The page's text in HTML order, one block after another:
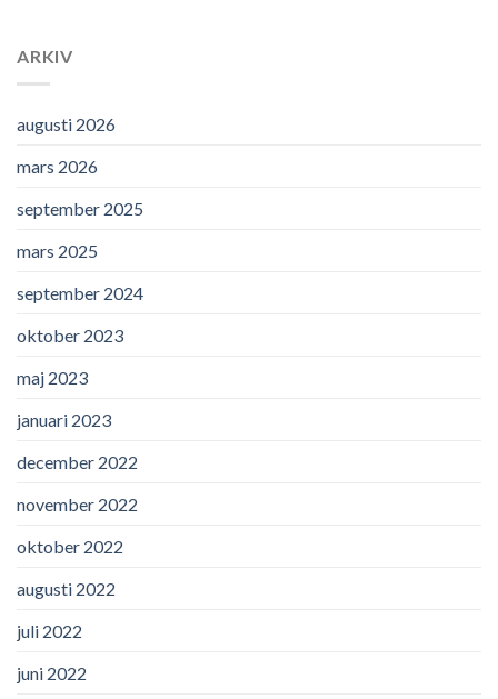
ARKIV
augusti 2026
mars 2026
september 2025
mars 2025
september 2024
oktober 2023
maj 2023
januari 2023
december 2022
november 2022
oktober 2022
augusti 2022
juli 2022
juni 2022